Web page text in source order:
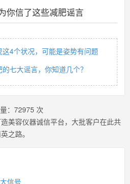
你信了这些减肥谣言
4个状况，可能是姿势有问题
七大谣言，你知道几个？
： 72975 次
美容仪器诚信平台，大批客户在此共
之路。
信号